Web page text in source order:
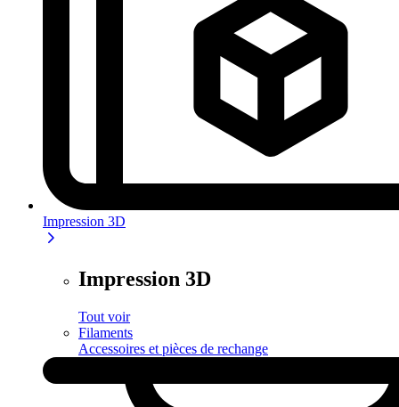
Impression 3D
Impression 3D
Tout voir
Filaments
Accessoires et pièces de rechange